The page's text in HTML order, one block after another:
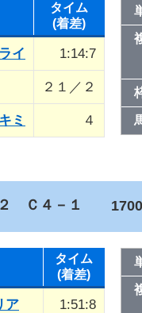
タイム
(着差)
イ 1:14:7
２１／２
ミ ４
Ｃ４－１ 1700
タイム
(着差)
ア 1:51:8